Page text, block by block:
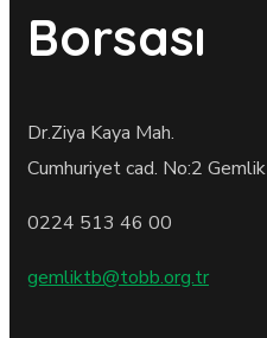
Borsası
Dr.Ziya Kaya Mah.
Cumhuriyet cad. No:2 Gemlik
0224 513 46 00
gemliktb@tobb.org.tr